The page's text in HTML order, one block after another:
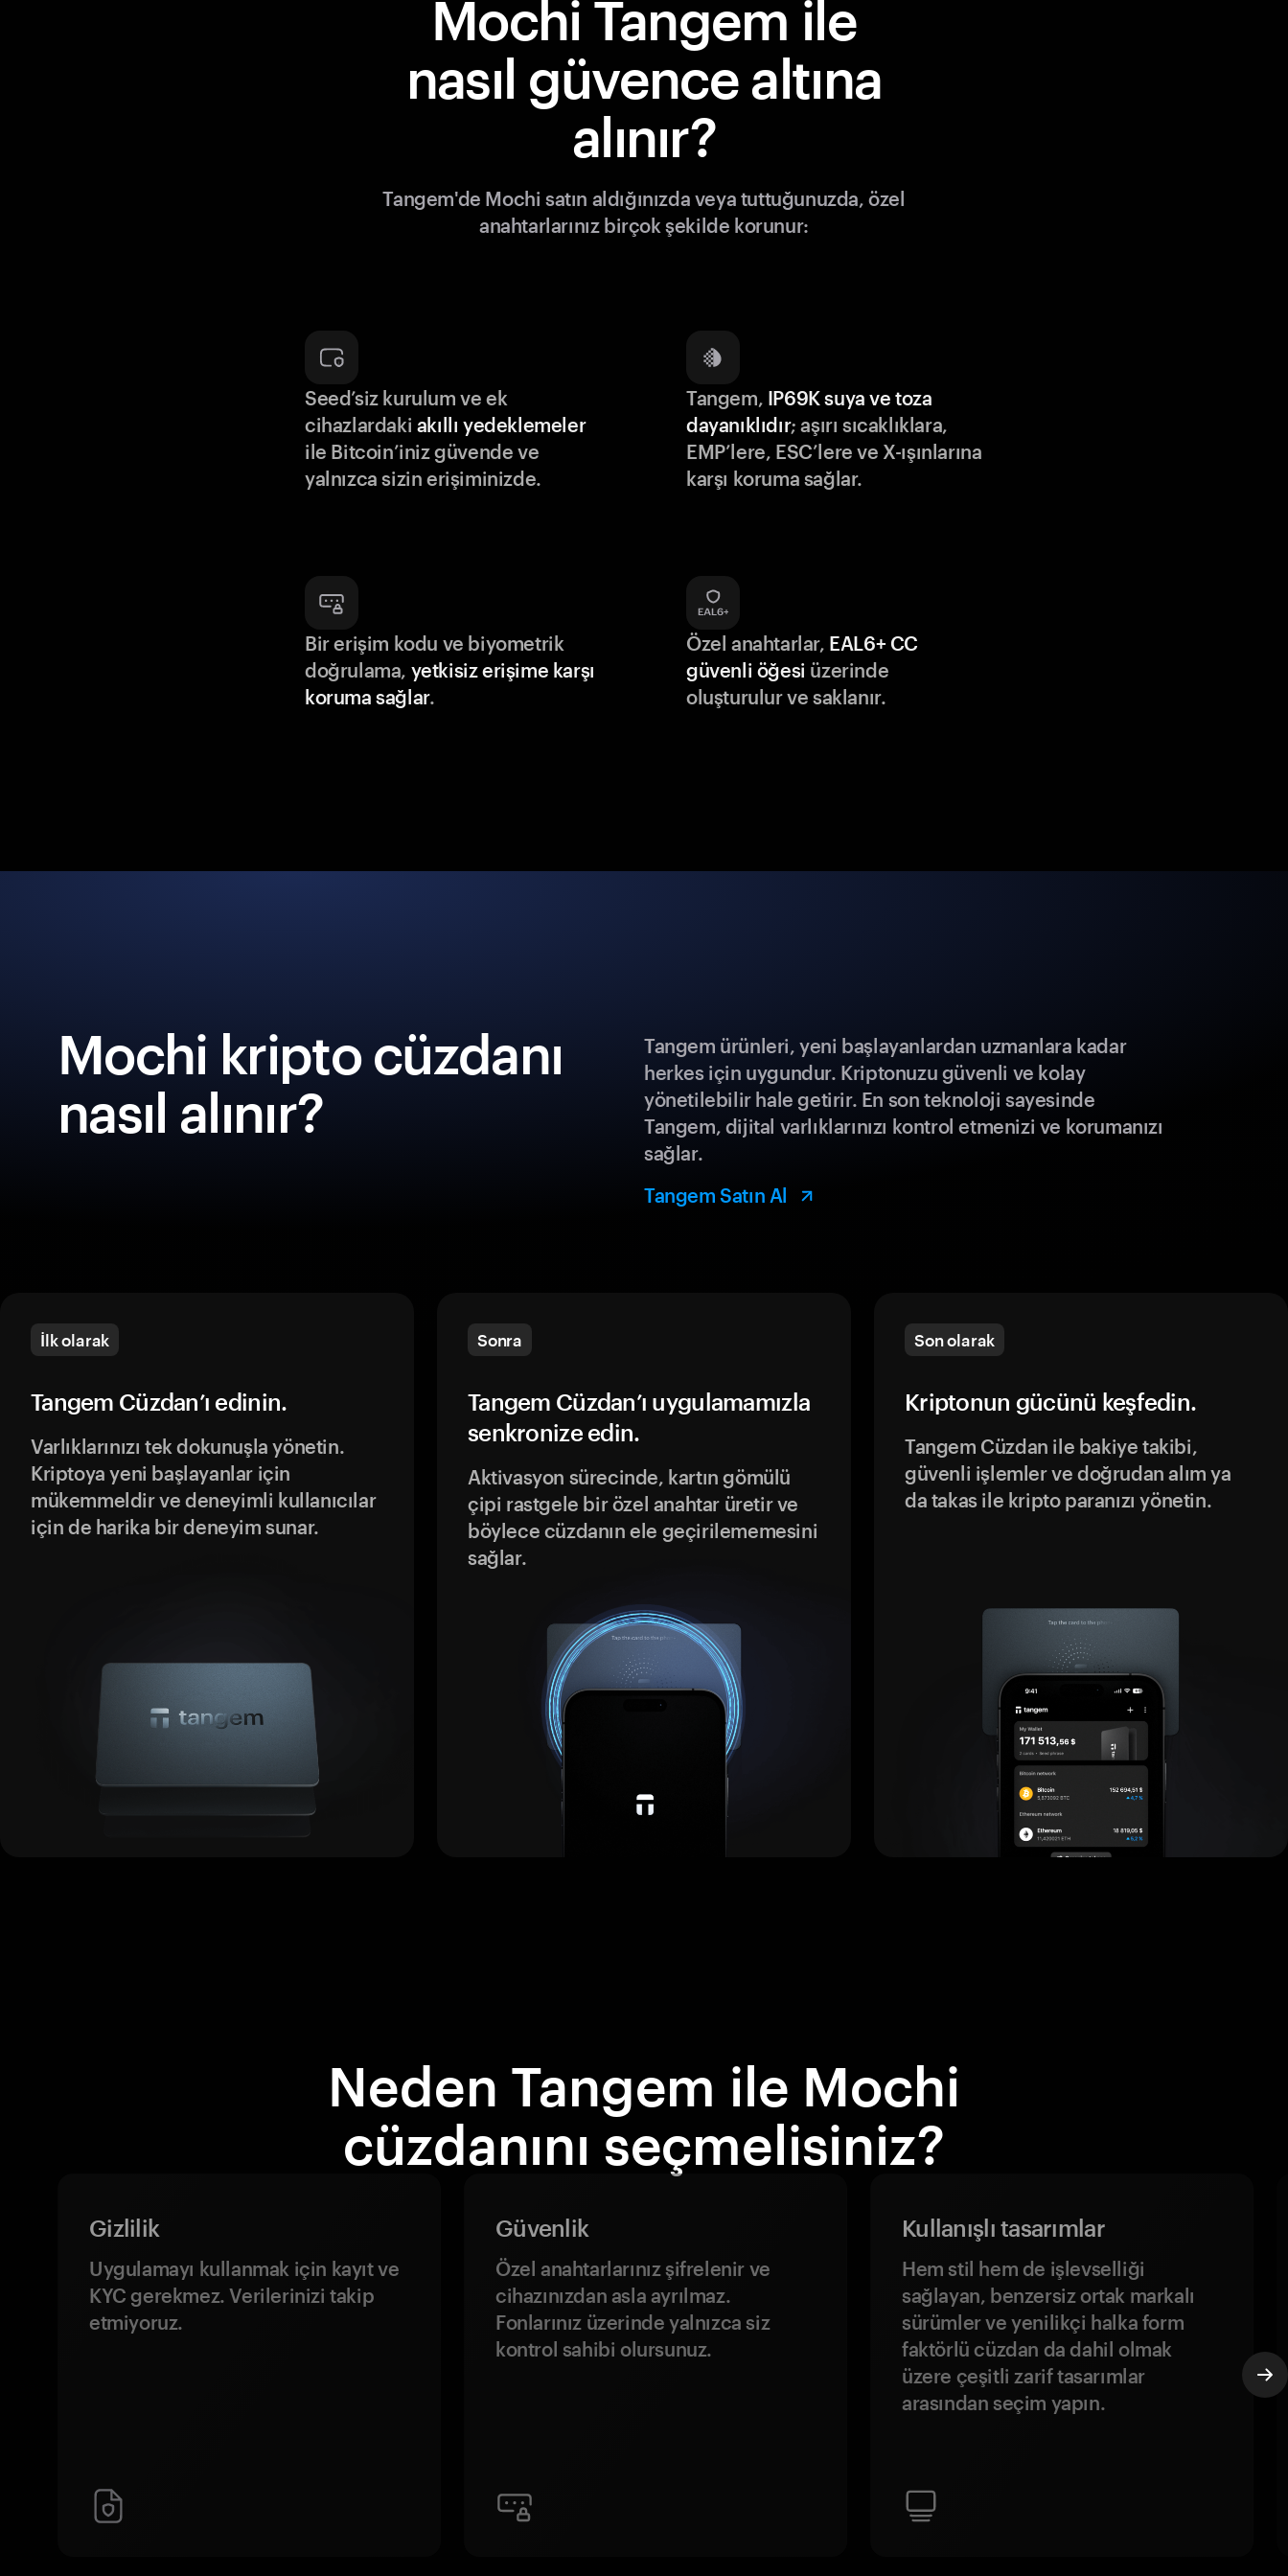
Mochi Tangem ile
nasıl güvence altına
alınır?
Tangem'de Mochi satın aldığınızda veya tuttuğunuzda, özel
anahtarlarınız birçok şekilde korunur:
Seed’siz kurulum ve ek
cihazlardaki akıllı yedeklemeler
ile Bitcoin’iniz güvende ve
yalnızca sizin erişiminizde.
Tangem, IP69K suya ve toza
dayanıklıdır; aşırı sıcaklıklara,
EMP’lere, ESC’lere ve X-ışınlarına
karşı koruma sağlar.
Bir erişim kodu ve biyometrik
doğrulama, yetkisiz erişime karşı
koruma sağlar.
Özel anahtarlar, EAL6+ CC
güvenli öğesi üzerinde
oluşturulur ve saklanır.
Mochi kripto cüzdanı
nasıl alınır?
Tangem ürünleri, yeni başlayanlardan uzmanlara kadar
herkes için uygundur. Kriptonuzu güvenli ve kolay
yönetilebilir hale getirir. En son teknoloji sayesinde
Tangem, dijital varlıklarınızı kontrol etmenizi ve korumanızı
sağlar.
Tangem Satın Al
İlk olarak
Tangem Cüzdan’ı edinin.
Varlıklarınızı tek dokunuşla yönetin.
Kriptoya yeni başlayanlar için
mükemmeldir ve deneyimli kullanıcılar
için de harika bir deneyim sunar.
Sonra
Tangem Cüzdan’ı uygulamamızla
senkronize edin.
Aktivasyon sürecinde, kartın gömülü
çipi rastgele bir özel anahtar üretir ve
böylece cüzdanın ele geçirilememesini
sağlar.
Son olarak
Kriptonun gücünü keşfedin.
Tangem Cüzdan ile bakiye takibi,
güvenli işlemler ve doğrudan alım ya
da takas ile kripto paranızı yönetin.
Neden Tangem ile Mochi
cüzdanını seçmelisiniz?
Gizlilik
Uygulamayı kullanmak için kayıt ve
KYC gerekmez. Verilerinizi takip
etmiyoruz.
Güvenlik
Özel anahtarlarınız şifrelenir ve
cihazınızdan asla ayrılmaz.
Fonlarınız üzerinde yalnızca siz
kontrol sahibi olursunuz.
Kullanışlı tasarımlar
Hem stil hem de işlevselliği
sağlayan, benzersiz ortak markalı
sürümler ve yenilikçi halka form
faktörlü cüzdan da dahil olmak
üzere çeşitli zarif tasarımlar
arasından seçim yapın.